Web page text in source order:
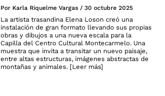
Por Karla Riquelme Vargas / 30 octubre 2025
La artista trasandina Elena Loson creó una
instalación de gran formato llevando sus propias
obras y dibujos a una nueva escala para la
Capilla del Centro Cultural Montecarmelo. Una
muestra que invita a transitar un nuevo paisaje,
entre altas estructuras, imágenes abstractas de
montañas y animales. [Leer más]